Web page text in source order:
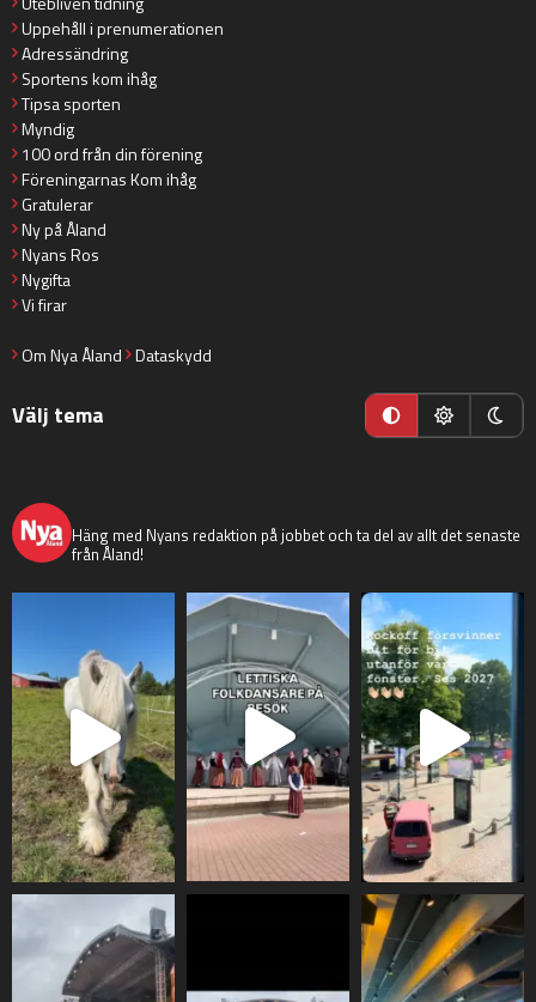
Uppehåll i prenumerationen
Adressändring
Sportens kom ihåg
Tipsa sporten
Myndig
100 ord från din förening
Föreningarnas Kom ihåg
Gratulerar
Ny på Åland
Nyans Ros
Nygifta
Vi firar
Om Nya Åland Dataskydd
Välj tema
Häng med Nyans redaktion på jobbet och ta del av allt det senaste
från Åland!